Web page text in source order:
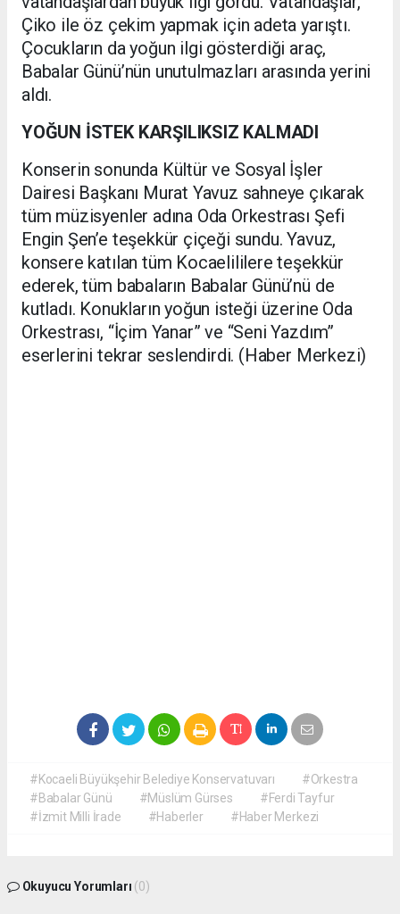
Çiko ile öz çekim yapmak için adeta yarıştı.
Çocukların da yoğun ilgi gösterdiği araç,
Babalar Günü’nün unutulmazları arasında yerini
aldı.
YOĞUN İSTEK KARŞILIKSIZ KALMADI
Konserin sonunda Kültür ve Sosyal İşler
Dairesi Başkanı Murat Yavuz sahneye çıkarak
tüm müzisyenler adına Oda Orkestrası Şefi
Engin Şen’e teşekkür çiçeği sundu. Yavuz,
konsere katılan tüm Kocaelililere teşekkür
ederek, tüm babaların Babalar Günü’nü de
kutladı. Konukların yoğun isteği üzerine Oda
Orkestrası, “İçim Yanar” ve “Seni Yazdım”
eserlerini tekrar seslendirdi. (Haber Merkezi)
#Kocaeli Büyükşehir Belediye Konservatuvarı
#Orkestra
#Babalar Günü
#Müslüm Gürses
#Ferdi Tayfur
#İzmit Milli İrade
#Haberler #Haber Merkezi
Okuyucu Yorumları (0)